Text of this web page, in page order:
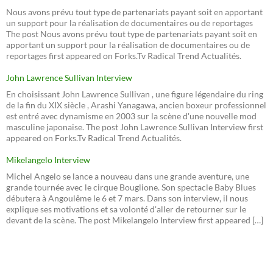
Nous avons prévu tout type de partenariats payant soit en apportant
un support pour la réalisation de documentaires ou de reportages
The post Nous avons prévu tout type de partenariats payant soit en
apportant un support pour la réalisation de documentaires ou de
reportages first appeared on Forks.Tv Radical Trend Actualités.
John Lawrence Sullivan Interview
En choisissant John Lawrence Sullivan , une figure légendaire du ring
de la fin du XIX siècle , Arashi Yanagawa, ancien boxeur professionnel
est entré avec dynamisme en 2003 sur la scène d'une nouvelle mod
masculine japonaise. The post John Lawrence Sullivan Interview first
appeared on Forks.Tv Radical Trend Actualités.
Mikelangelo Interview
Michel Angelo se lance a nouveau dans une grande aventure, une
grande tournée avec le cirque Bouglione. Son spectacle Baby Blues
débutera à Angoulême le 6 et 7 mars. Dans son interview, il nous
explique ses motivations et sa volonté d'aller de retourner sur le
devant de la scène. The post Mikelangelo Interview first appeared […]